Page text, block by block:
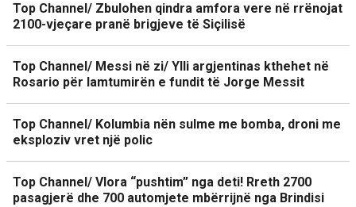
Top Channel/ Zbulohen qindra amfora vere në rrënojat
2100-vjeçare pranë brigjeve të Siçilisë
Top Channel/ Messi në zi/ Ylli argjentinas kthehet në
Rosario për lamtumirën e fundit të Jorge Messit
Top Channel/ Kolumbia nën sulme me bomba, droni me
eksploziv vret një polic
Top Channel/ Vlora “pushtim” nga deti! Rreth 2700
pasagjerë dhe 700 automjete mbërrijnë nga Brindisi